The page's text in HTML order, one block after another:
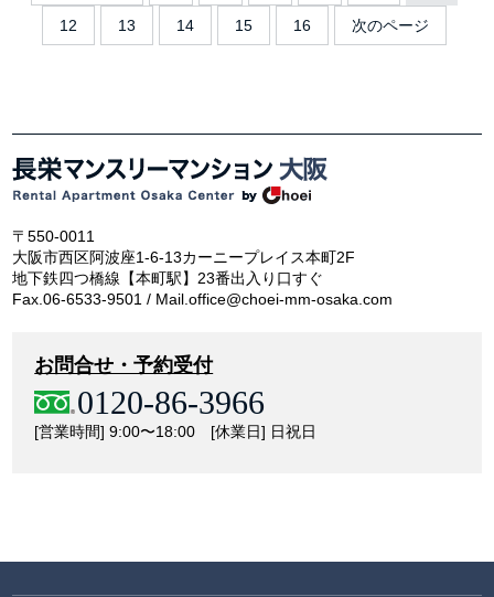
12 13 14 15 16 次のページ
〒550-0011
大阪市西区阿波座1-6-13カーニープレイス本町2F
地下鉄四つ橋線【本町駅】23番出入り口すぐ
Fax.06-6533-9501 / Mail.office@choei-mm-osaka.com
お問合せ・予約受付
0120-86-3966
[営業時間] 9:00〜18:00 [休業日] 日祝日